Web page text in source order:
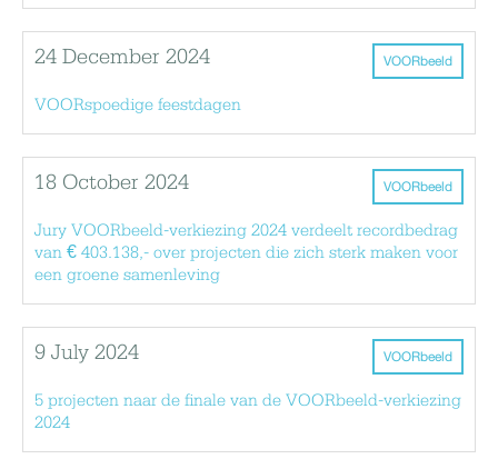
VOORbeeld
24 December 2024
VOORspoedige feestdagen
VOORbeeld
18 October 2024
Jury VOORbeeld-verkiezing 2024 verdeelt recordbedrag
van € 403.138,- over projecten die zich sterk maken voor
een groene samenleving
VOORbeeld
9 July 2024
5 projecten naar de finale van de VOORbeeld-verkiezing
2024